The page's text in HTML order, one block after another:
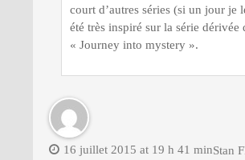
court d’autres séries (si un jour je
été très inspiré sur la série
« Journey into mystery ».
Stan
16 juillet 2015 at 19 h 41 min